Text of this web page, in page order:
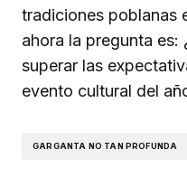
tradiciones poblanas
ahora la pregunta es:
superar las
evento cultural del
GARGANTA NO TAN PROFUNDA